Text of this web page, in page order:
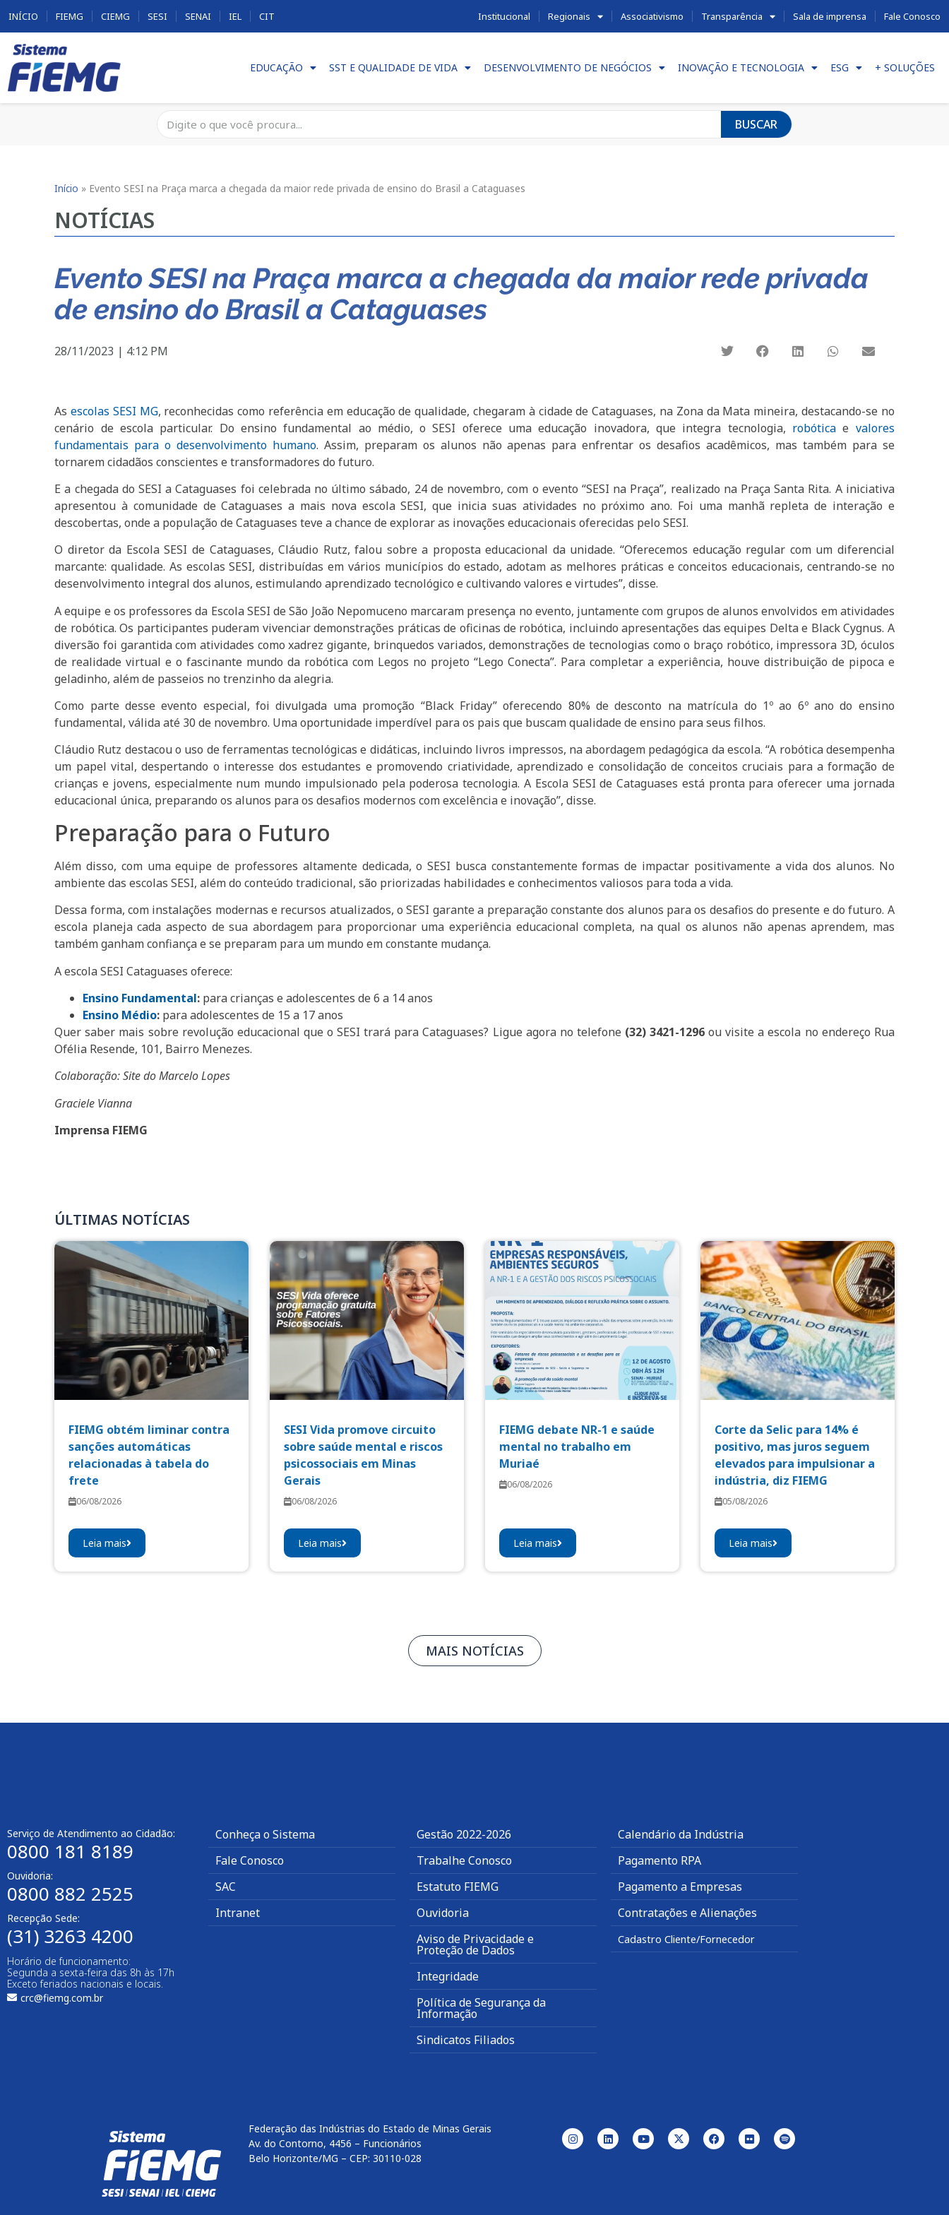
INÍCIO FIEMG CIEMG SESI SENAI IEL CIT Institucional Regionais Associativismo Transparência Sala de imprensa Fale Conosco
EDUCAÇÃO SST E QUALIDADE DE VIDA DESENVOLVIMENTO DE NEGÓCIOS INOVAÇÃO E TECNOLOGIA ESG + SOLUÇÕES
BUSCAR
Início » Evento SESI na Praça marca a chegada da maior rede privada de ensino do Brasil a Cataguases
NOTÍCIAS
Evento SESI na Praça marca a chegada da maior rede privada
de ensino do Brasil a Cataguases
28/11/2023 | 4:12 PM
As escolas SESI MG, reconhecidas como referência em educação de qualidade, chegaram à cidade de Cataguases, na Zona da Mata mineira, destacando-se no
cenário de escola particular. Do ensino fundamental ao médio, o SESI oferece uma educação inovadora, que integra tecnologia, robótica e valores
fundamentais para o desenvolvimento humano. Assim, preparam os alunos não apenas para enfrentar os desafios acadêmicos, mas também para se
tornarem cidadãos conscientes e transformadores do futuro.
E a chegada do SESI a Cataguases foi celebrada no último sábado, 24 de novembro, com o evento “SESI na Praça”, realizado na Praça Santa Rita. A iniciativa
apresentou à comunidade de Cataguases a mais nova escola SESI, que inicia suas atividades no próximo ano. Foi uma manhã repleta de interação e
descobertas, onde a população de Cataguases teve a chance de explorar as inovações educacionais oferecidas pelo SESI.
O diretor da Escola SESI de Cataguases, Cláudio Rutz, falou sobre a proposta educacional da unidade. “Oferecemos educação regular com um diferencial
marcante: qualidade. As escolas SESI, distribuídas em vários municípios do estado, adotam as melhores práticas e conceitos educacionais, centrando-se no
desenvolvimento integral dos alunos, estimulando aprendizado tecnológico e cultivando valores e virtudes”, disse.
A equipe e os professores da Escola SESI de São João Nepomuceno marcaram presença no evento, juntamente com grupos de alunos envolvidos em atividades
de robótica. Os participantes puderam vivenciar demonstrações práticas de oficinas de robótica, incluindo apresentações das equipes Delta e Black Cygnus. A
diversão foi garantida com atividades como xadrez gigante, brinquedos variados, demonstrações de tecnologias como o braço robótico, impressora 3D, óculos
de realidade virtual e o fascinante mundo da robótica com Legos no projeto “Lego Conecta”. Para completar a experiência, houve distribuição de pipoca e
geladinho, além de passeios no trenzinho da alegria.
Como parte desse evento especial, foi divulgada uma promoção “Black Friday” oferecendo 80% de desconto na matrícula do 1º ao 6º ano do ensino
fundamental, válida até 30 de novembro. Uma oportunidade imperdível para os pais que buscam qualidade de ensino para seus filhos.
Cláudio Rutz destacou o uso de ferramentas tecnológicas e didáticas, incluindo livros impressos, na abordagem pedagógica da escola. “A robótica desempenha
um papel vital, despertando o interesse dos estudantes e promovendo criatividade, aprendizado e consolidação de conceitos cruciais para a formação de
crianças e jovens, especialmente num mundo impulsionado pela poderosa tecnologia. A Escola SESI de Cataguases está pronta para oferecer uma jornada
educacional única, preparando os alunos para os desafios modernos com excelência e inovação”, disse.
Preparação para o Futuro
Além disso, com uma equipe de professores altamente dedicada, o SESI busca constantemente formas de impactar positivamente a vida dos alunos. No
ambiente das escolas SESI, além do conteúdo tradicional, são priorizadas habilidades e conhecimentos valiosos para toda a vida.
Dessa forma, com instalações modernas e recursos atualizados, o SESI garante a preparação constante dos alunos para os desafios do presente e do futuro. A
escola planeja cada aspecto de sua abordagem para proporcionar uma experiência educacional completa, na qual os alunos não apenas aprendem, mas
também ganham confiança e se preparam para um mundo em constante mudança.
A escola SESI Cataguases oferece:
Ensino Fundamental: para crianças e adolescentes de 6 a 14 anos
Ensino Médio: para adolescentes de 15 a 17 anos
Quer saber mais sobre revolução educacional que o SESI trará para Cataguases? Ligue agora no telefone (32) 3421-1296 ou visite a escola no endereço Rua
Ofélia Resende, 101, Bairro Menezes.
Colaboração: Site do Marcelo Lopes
Graciele Vianna
Imprensa FIEMG
ÚLTIMAS NOTÍCIAS
FIEMG obtém liminar contra
sanções automáticas
relacionadas à tabela do
frete
06/08/2026
Leia mais
SESI Vida promove circuito
sobre saúde mental e riscos
psicossociais em Minas
Gerais
06/08/2026
Leia mais
FIEMG debate NR-1 e saúde
mental no trabalho em
Muriaé
06/08/2026
Leia mais
Corte da Selic para 14% é
positivo, mas juros seguem
elevados para impulsionar a
indústria, diz FIEMG
05/08/2026
Leia mais
MAIS NOTÍCIAS
Serviço de Atendimento ao Cidadão:
0800 181 8189
Ouvidoria:
0800 882 2525​
Recepção Sede:
(31) 3263 4200
Horário de funcionamento:
Segunda a sexta-feira das 8h às 17h
Exceto feriados nacionais e locais.
crc@fiemg.com.br
Conheça o Sistema
Fale Conosco
SAC
Intranet
Gestão 2022-2026
Trabalhe Conosco
Estatuto FIEMG
Ouvidoria
Aviso de Privacidade e
Proteção de Dados
Integridade
Política de Segurança da
Informação
Sindicatos Filiados
Calendário da Indústria
Pagamento RPA
Pagamento a Empresas
Contratações e Alienações
Cadastro Cliente/Fornecedor
Federação das Indústrias do Estado de Minas Gerais
Av. do Contorno, 4456 – Funcionários
Belo Horizonte/MG – CEP: 30110-028